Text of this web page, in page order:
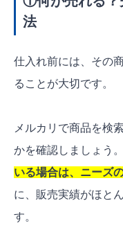
法
仕入れ前には、その
ることが大切です。
メルカリで商品を検
かを確認しましょう。
いる場合は、ニーズ
に、販売実績がほと
す。